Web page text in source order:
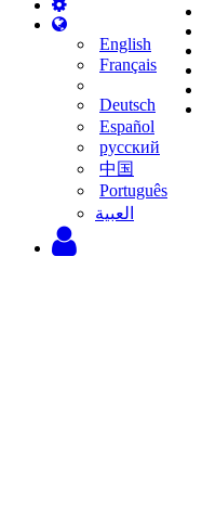
English
Français
Deutsch
Español
русский
中国
Português
‫العبية